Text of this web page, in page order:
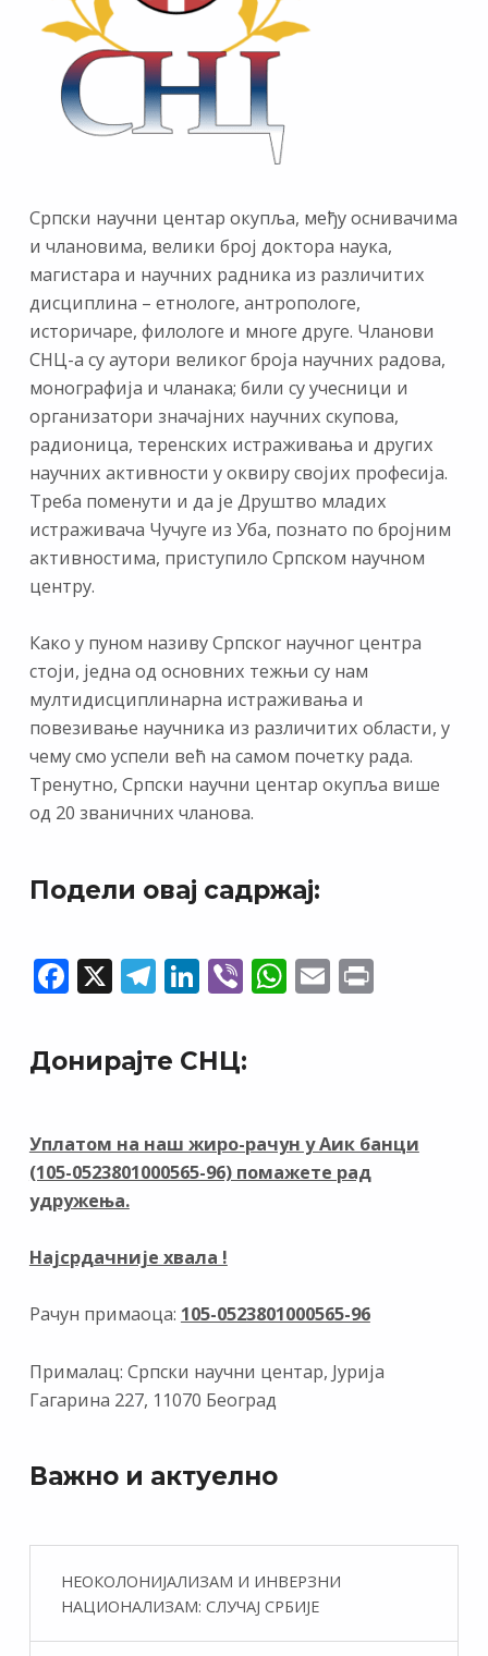
Српски научни центар окупља, међу оснивачима
и члановима, велики број доктора наука,
магистара и научних радника из различитих
дисциплина – етнологе, антропологе,
историчаре, филологе и многе друге. Чланови
СНЦ-а су аутори великог броја научних радова,
монографија и чланака; били су учесници и
организатори значајних научних скупова,
радионица, теренских истраживања и других
научних активности у оквиру својих професија.
Треба поменути и да је Друштво младих
истраживача Чучуге из Уба, познато по бројним
активностима, приступило Српском научном
центру.
Како у пуном називу Српског научног центра
стоји, једна од основних тежњи су нам
мултидисциплинарна истраживања и
повезивање научника из различитих области, у
чему смо успели већ на самом почетку рада.
Тренутно, Српски научни центар окупља више
од 20 званичних чланова.
Подели овај садржај:
F
e
b
o
k
X T
e
gr
m
Li
k
e
n
Vi
er
W
p
p
E Pr
Донирајте СНЦ:
Уплатом на наш жиро-рачун у Аик банци
(105-0523801000565-96) помажете рад
удружења.
Најсрдачније хвала !
Рачун примаоца: 105-0523801000565-96
Прималац: Српски научни центар, Јурија
Гагарина 227, 11070 Београд
Важно и актуелно
НЕОКОЛОНИЈАЛИЗАМ И ИНВЕРЗНИ
НАЦИОНАЛИЗАМ: СЛУЧАЈ СРБИЈЕ